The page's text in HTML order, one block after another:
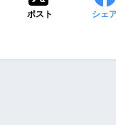
ポスト シェ